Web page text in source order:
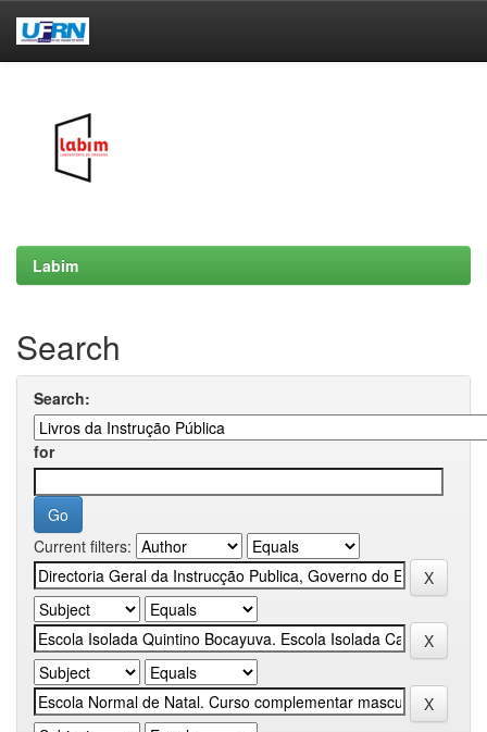
Labim
Search
Search:
for
Current filters: